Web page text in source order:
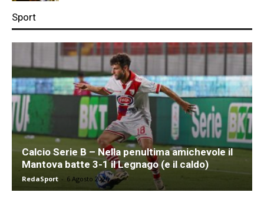
Sport
Calcio Serie B – Nella penultima amichevole il
Mantova batte 3-1 il Legnago (e il caldo)
RedaSport - 6 Agosto 2026